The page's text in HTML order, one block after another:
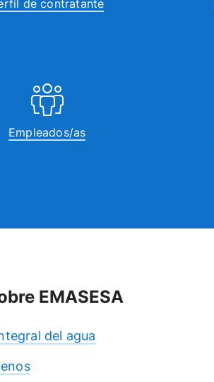
de contratante
Empleados/as
EMASESA
del agua